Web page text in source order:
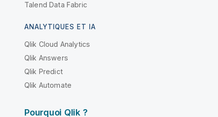
Talend Data Fabric
ANALYTIQUES ET IA
Qlik Cloud Analytics
Qlik Answers
Qlik Predict
Qlik Automate
Pourquoi Qlik ?